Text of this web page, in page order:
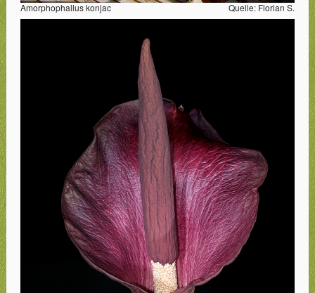
Amorphophallus konjac Quelle: Florian S.